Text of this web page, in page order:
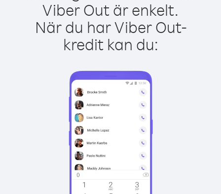
Viber Out är enkelt.
När du har Viber Out-
kredit kan du: